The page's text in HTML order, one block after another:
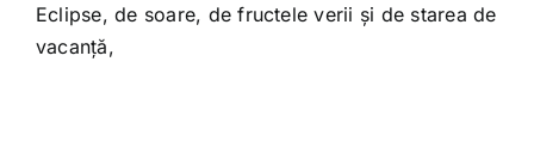
Eclipse, de soare, de fructele verii și de starea de
vacanță,